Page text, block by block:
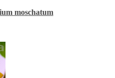
moschatum